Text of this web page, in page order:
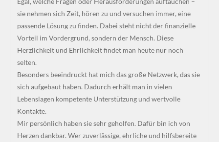
sie nehmen sich Zeit, hören zu und versuchen immer, eine
passende Lösung zu finden. Dabei steht nicht der finanzielle
Vorteil im Vordergrund, sondern der Mensch. Diese
Herzlichkeit und Ehrlichkeit findet man heute nur noch
selten.
Besonders beeindruckt hat mich das große Netzwerk, das sie
sich aufgebaut haben. Dadurch erhält man in vielen
Lebenslagen kompetente Unterstützung und wertvolle
Kontakte.
Mir persönlich haben sie sehr geholfen. Dafür bin ich von
Herzen dankbar. Wer zuverlässige, ehrliche und hilfsbereite